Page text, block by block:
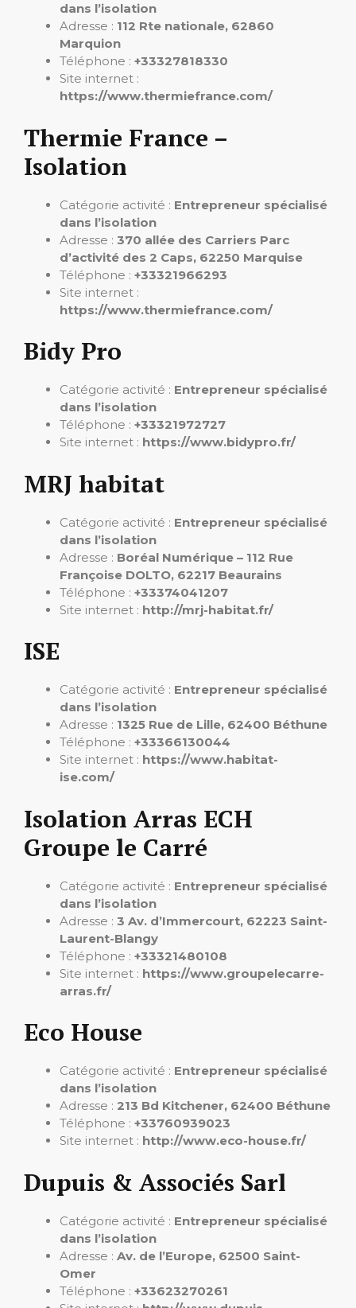
dans l’isolation
Adresse : 112 Rte nationale, 62860
Marquion
Téléphone : +33327818330
Site internet :
https://www.thermiefrance.com/
Thermie France –
Isolation
Catégorie activité : Entrepreneur spécialisé
dans l’isolation
Adresse : 370 allée des Carriers Parc
d’activité des 2 Caps, 62250 Marquise
Téléphone : +33321966293
Site internet :
https://www.thermiefrance.com/
Bidy Pro
Catégorie activité : Entrepreneur spécialisé
dans l’isolation
Téléphone : +33321972727
Site internet : https://www.bidypro.fr/
MRJ habitat
Catégorie activité : Entrepreneur spécialisé
dans l’isolation
Adresse : Boréal Numérique – 112 Rue
Françoise DOLTO, 62217 Beaurains
Téléphone : +33374041207
Site internet : http://mrj-habitat.fr/
ISE
Catégorie activité : Entrepreneur spécialisé
dans l’isolation
Adresse : 1325 Rue de Lille, 62400 Béthune
Téléphone : +33366130044
Site internet : https://www.habitat-
ise.com/
Isolation Arras ECH
Groupe le Carré
Catégorie activité : Entrepreneur spécialisé
dans l’isolation
Adresse : 3 Av. d’Immercourt, 62223 Saint-
Laurent-Blangy
Téléphone : +33321480108
Site internet : https://www.groupelecarre-
arras.fr/
Eco House
Catégorie activité : Entrepreneur spécialisé
dans l’isolation
Adresse : 213 Bd Kitchener, 62400 Béthune
Téléphone : +33760939023
Site internet : http://www.eco-house.fr/
Dupuis & Associés Sarl
Catégorie activité : Entrepreneur spécialisé
dans l’isolation
Adresse : Av. de l’Europe, 62500 Saint-
Omer
Téléphone : +33623270261